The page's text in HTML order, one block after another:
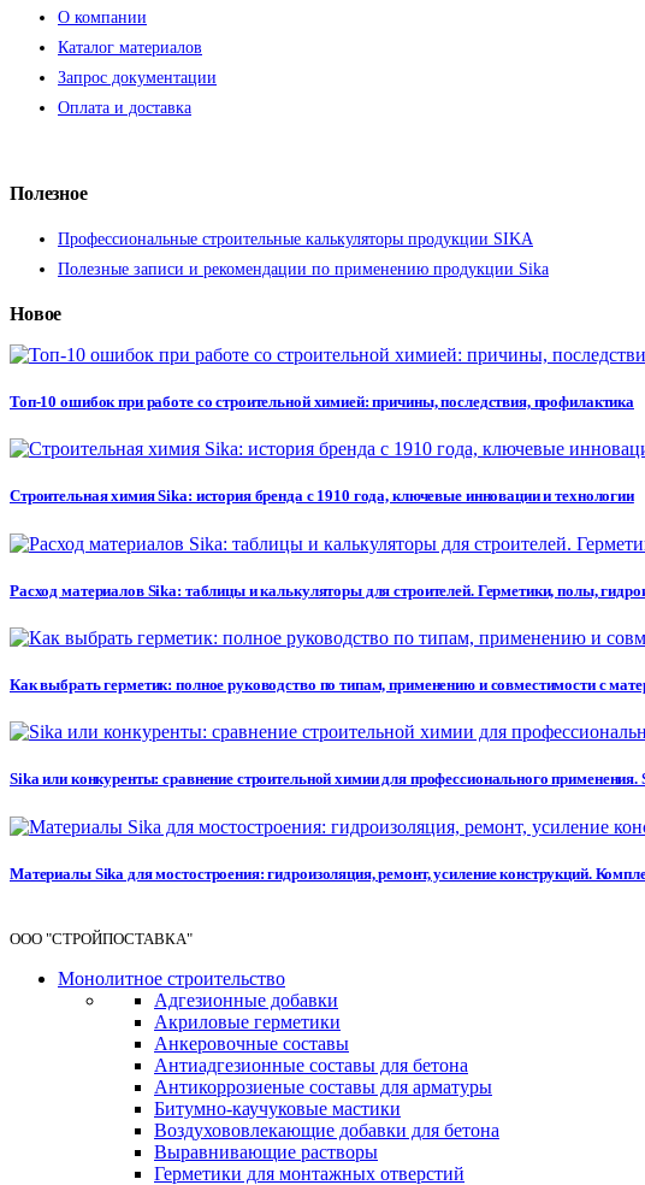
О компании
Каталог материалов
Запрос документации
Оплата и доставка
Полезное
Профессиональные строительные калькуляторы продукции SIKA
Полезные записи и рекомендации по применению продукции Sika
Новое
Топ-10 ошибок при работе со строительной химией: причины, последствия, профилактика
Строительная химия Sika: история бренда с 1910 года, ключевые инновации и технологии
Расход материалов Sika: таблицы и калькуляторы для строителей. Герметики, полы,
Как выбрать герметик: полное руководство по типам, применению и совместимости с
Sika или конкуренты: сравнение строительной химии для профессионального применения.
Материалы Sika для мостостроения: гидроизоляция, ремонт, усиление конструкций.
ООО "СТРОЙПОСТАВКА"
Монолитное строительство
Адгезионные добавки
Акриловые герметики
Анкеровочные составы
Антиадгезионные составы для бетона
Антикоррозиеные составы для арматуры
Битумно-каучуковые мастики
Воздухововлекающие добавки для бетона
Выравнивающие растворы
Герметики для монтажных отверстий